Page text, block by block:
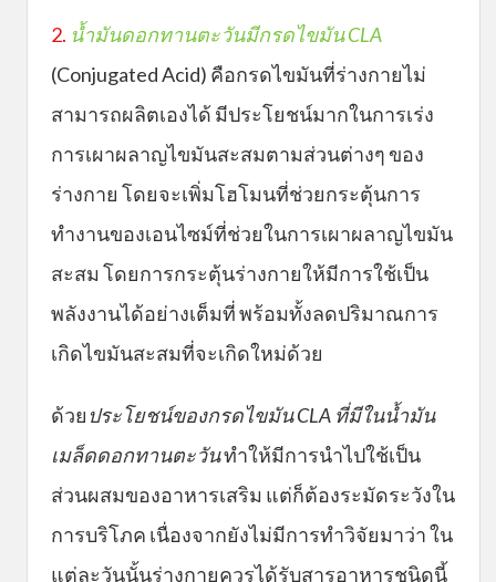
2. น้ำมันดอกทานตะวันมีกรดไขมัน CLA
(Conjugated Acid) คือกรดไขมันที่ร่างกายไม่
สามารถผลิตเองได้ มีประโยชน์มากในการเร่ง
การเผาผลาญไขมันสะสมตามส่วนต่างๆ ของ
ร่างกาย โดยจะเพิ่มโฮโมนที่ช่วยกระตุ้นการ
ทำงานของเอนไซม์ที่ช่วยในการเผาผลาญไขมัน
สะสม โดยการกระตุ้นร่างกายให้มีการใช้เป็น
พลังงานได้อย่างเต็มที่ พร้อมทั้งลดปริมาณการ
เกิดไขมันสะสมที่จะเกิดใหม่ด้วย
ด้วย ประโยชน์ของกรดไขมัน CLA ที่มีในน้ำมัน
เมล็ดดอกทานตะวันทำให้มีการนำไปใช้เป็น
ส่วนผสมของอาหารเสริม แต่ก็ต้องระมัดระวังใน
การบริโภค เนื่องจากยังไม่มีการทำวิจัยมาว่า ใน
แต่ละวันนั้นร่างกายควรได้รับสารอาหารชนิดนี้